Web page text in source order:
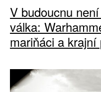
V budoucnu
válka:
mariňáci a krajní